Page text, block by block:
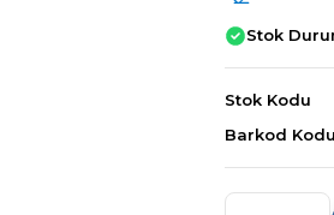
Stok
Stok Kodu
Barkod Kodu